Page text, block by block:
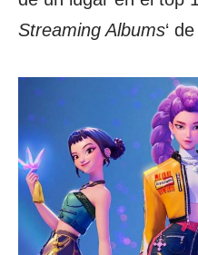
Streaming Albums‘